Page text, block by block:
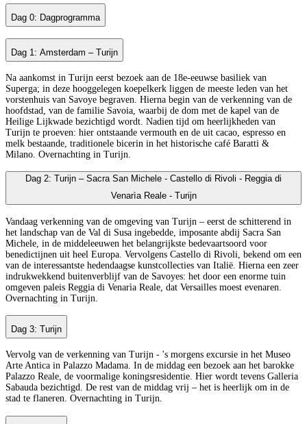
Dag 0: Dagprogramma
Dag 1: Amsterdam – Turijn
Na aankomst in Turijn eerst bezoek aan de 18e-eeuwse basiliek van
Superga; in deze hooggelegen koepelkerk liggen de meeste leden van het
vorstenhuis van Savoye begraven. Hierna begin van de verkenning van de
hoofdstad, van de familie Savoia, waarbij de dom met de kapel van de
Heilige Lijkwade bezichtigd wordt. Nadien tijd om heerlijkheden van
Turijn te proeven: hier ontstaande vermouth en de uit cacao, espresso en
melk bestaande, traditionele bicerin in het historische café Baratti &
Milano. Overnachting in Turijn.
Dag 2: Turijn – Sacra San Michele - Castello di Rivoli - Reggia di
Venarìa Reale - Turijn
Vandaag verkenning van de omgeving van Turijn – eerst de schitterend in
het landschap van de Val di Susa ingebedde, imposante abdij Sacra San
Michele, in de middeleeuwen het belangrijkste bedevaartsoord voor
benedictijnen uit heel Europa. Vervolgens Castello di Rivoli, bekend om een
van de interessantste hedendaagse kunstcollecties van Italië. Hierna een zeer
indrukwekkend buitenverblijf van de Savoyes: het door een enorme tuin
omgeven paleis Reggia di Venarìa Reale, dat Versailles moest evenaren.
Overnachting in Turijn.
Dag 3: Turijn
Vervolg van de verkenning van Turijn - 's morgens excursie in het Museo
Arte Antica in Palazzo Madama. In de middag een bezoek aan het barokke
Palazzo Reale, de voormalige koningsresidentie. Hier wordt tevens Galleria
Sabauda bezichtigd. De rest van de middag vrij – het is heerlijk om in de
stad te flaneren. Overnachting in Turijn.